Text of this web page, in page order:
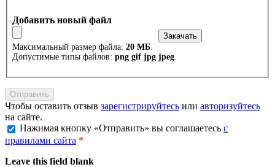
Добавить новый файл
Максимальный размер файла: 20 МБ
Допустимые типы файлов: png gif jpg jpeg
Чтобы оставить отзыв зарегистрируйтесь или авторизуйтесь
на сайте.
Нажимая кнопку «Отправить» вы соглашаетесь с
правилами сайта *
Leave this field blank